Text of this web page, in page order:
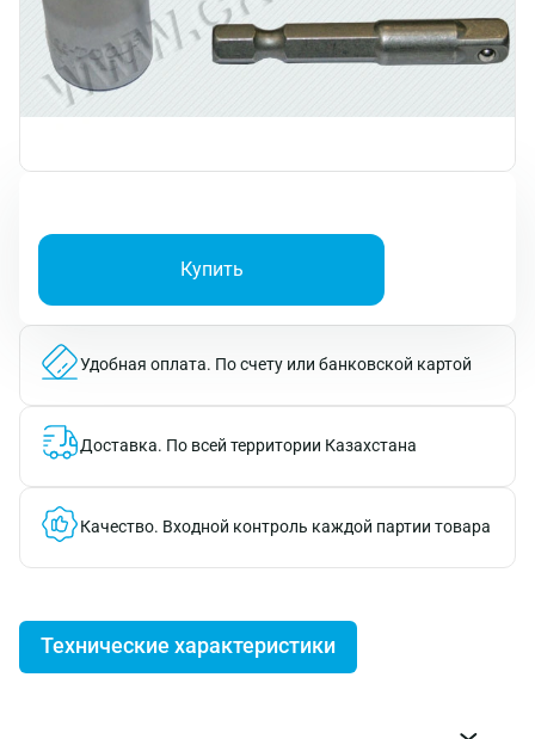
Купить
Удобная оплата. По счету или банковской картой
Доставка. По всей территории Казахстана
Качество. Входной контроль каждой партии товара
Технические характеристики